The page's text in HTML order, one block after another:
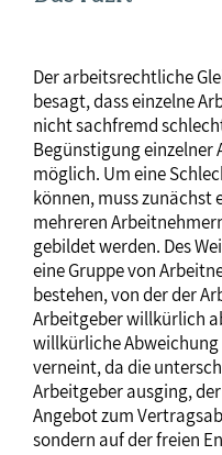
Der arbeitsrechtliche
besagt, dass einzelne
nicht sachfremd
Begünstigung einzelner
möglich. Um eine
können, muss zunächst
mehreren
gebildet werden. Des
eine Gruppe von
bestehen, von der der
Arbeitgeber willkürlich
willkürliche
verneint, da die
Arbeitgeber ausging,
Angebot zum
sondern auf der freien